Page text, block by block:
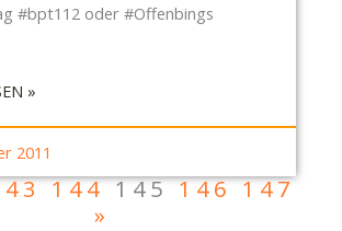
S
Z
U
N
#bpt112 oder #Offenbings
»:
2011
144 145 146 147
»